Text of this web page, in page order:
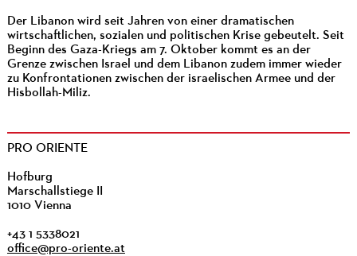
Der Libanon wird seit Jahren von einer dramatischen
wirtschaftlichen, sozialen und politischen Krise gebeutelt. Seit
Beginn des Gaza-Kriegs am 7. Oktober kommt es an der
Grenze zwischen Israel und dem Libanon zudem immer wieder
zu Konfrontationen zwischen der israelischen Armee und der
Hisbollah-Miliz.
PRO ORIENTE
Hofburg
Marschallstiege II
1010 Vienna
+43 1 5338021
office@pro-oriente.at